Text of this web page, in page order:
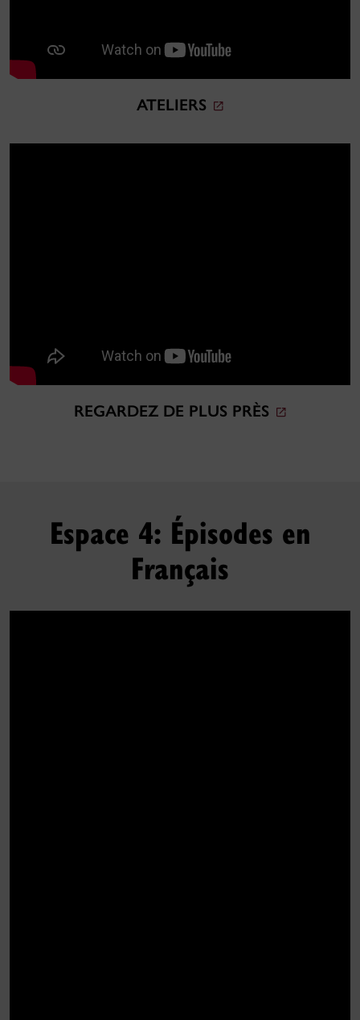
ATELIERS
REGARDEZ DE PLUS PRÈS
Espace 4: Épisodes en
Français